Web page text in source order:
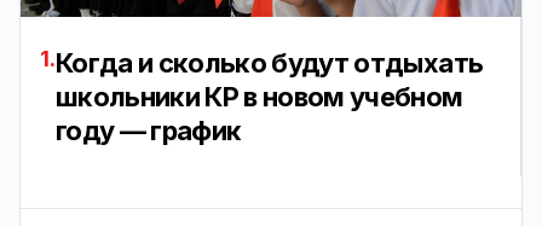
1.Когда и сколько будут отдыхать
школьники КР в новом учебном
году — график